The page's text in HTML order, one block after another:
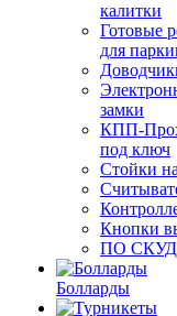
калитки
Готовые
для
замки
КПП-
под ключ
Стойки
Кнопки
ПО СКУД
Болларды